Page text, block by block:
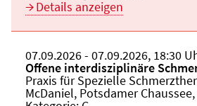
Details anzeigen
Beginn:
07.09.2026Ende und
- 07.09.2026, 18:30
Veranstaltungstitel:
Offene interdisziplinäre
Veranstaltungsort:
Praxis für Spezielle
McDaniel, Potsdamer